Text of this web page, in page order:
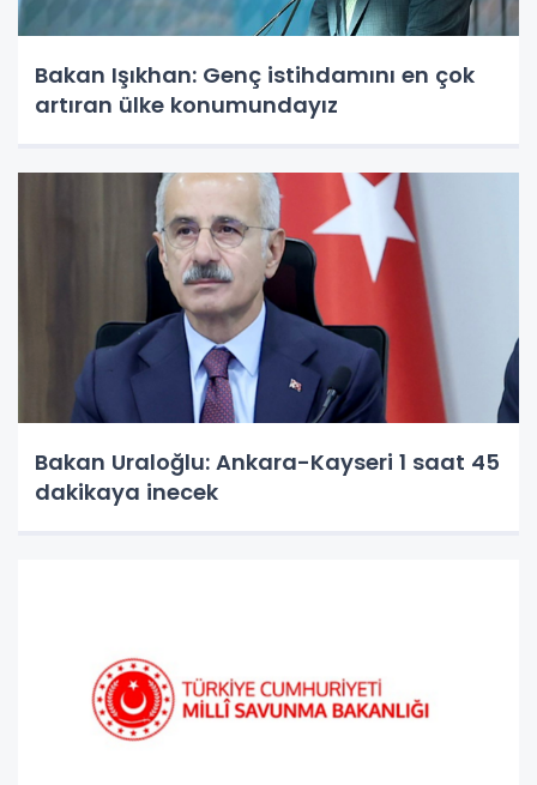
Bakan Işıkhan: Genç istihdamını en çok
artıran ülke konumundayız
Bakan Uraloğlu: Ankara-Kayseri 1 saat 45
dakikaya inecek